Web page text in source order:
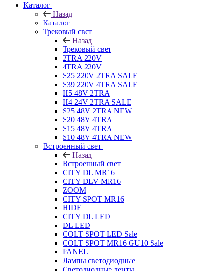
Каталог
Назад
Каталог
Трековый свет
Назад
Трековый свет
2TRA 220V
4TRA 220V
S25 220V 2TRA SALE
S39 220V 4TRA SALE
H5 48V 2TRA
H4 24V 2TRA SALE
S25 48V 2TRA NEW
S20 48V 4TRA
S15 48V 4TRA
S10 48V 4TRA NEW
Встроенный свет
Назад
Встроенный свет
CITY DL MR16
CITY DLV MR16
ZOOM
CITY SPOT MR16
HIDE
CITY DL LED
DL LED
COLT SPOT LED Sale
COLT SPOT MR16 GU10 Sale
PANEL
Лампы светодиодные
Светодиодные ленты